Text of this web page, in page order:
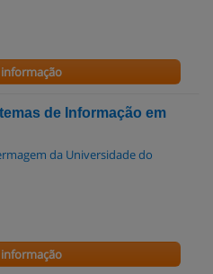
de Informação em
da Universidade do